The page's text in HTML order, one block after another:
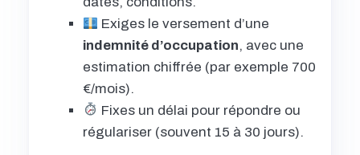
Exiges le versement d’une
indemnité d’occupation, avec une
estimation chiffrée (par exemple 700
€/mois).
Fixes un délai pour répondre ou
régulariser (souvent 15 à 30 jours).